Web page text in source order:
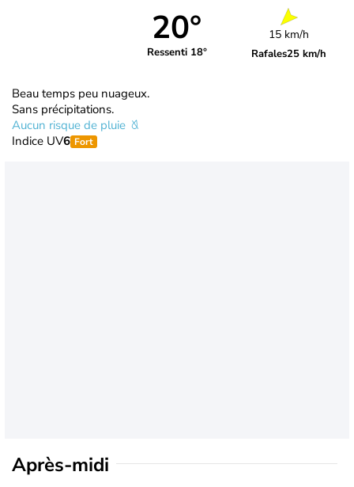
20°
Ressenti 18°
15 km/h
Rafales25 km/h
Beau temps peu nuageux.
Sans précipitations.
Aucun risque de pluie
Indice UV6 Fort
Après-midi